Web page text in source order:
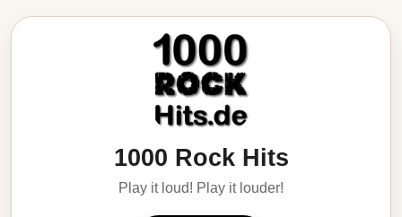
1000 Rock Hits
Play it loud! Play it louder!